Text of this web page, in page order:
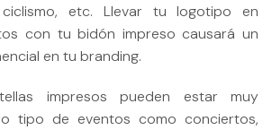
etc. Llevar tu logotipo en
con tu bidón impreso causará un
en tu branding.
impresos pueden estar muy
tipo de eventos como conciertos,